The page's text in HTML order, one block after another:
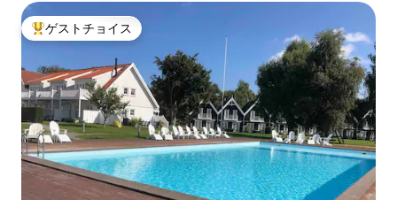
大好評のゲストチョイスです。
ゲストチョイス